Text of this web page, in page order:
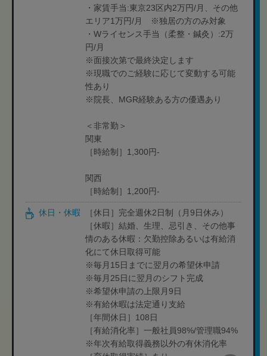
・家賃手当:東京23区内2万円/月、その他
エリア1万円/月 ※独居の方のみ対象
・Wライセンス手当（柔整・鍼灸）:2万
円/月
※面接次第で最終決定します
※現職でのご経験に応じて変動する可能
性あり
※院長、MGR経験ある方の優遇あり
＜非常勤＞
関東
［時給制］1,300円-
関西
［時給制］1,200円-
休日・休暇
［休日］完全週休2日制（月9日休み）
［休暇］結婚、生理、忌引き、その他事
情のある休暇：欠勤控除あるいは有給消
化にて休日取得可能
※毎月15日までに翌月の希望休申請
※毎月25日に翌月のシフト完成
※希望休申請の上限月9日
※有給休暇は法定通り支給
［年間休日］108日
［有給消化率］一般社員98%/管理職94%
※年次有給取得義務以外の有休消化率